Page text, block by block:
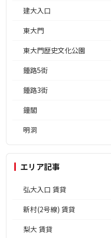
建大入口
東大門
東大門歴史文化公園
鍾路5街
鍾路3街
鐘閣
明洞
エリア記事
弘大入口 賃貸
新村(2号線) 賃貸
梨大 賃貸